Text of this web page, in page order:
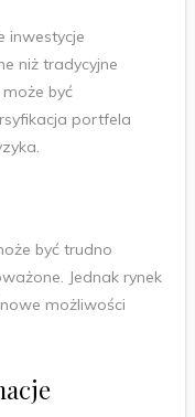
inwestycje
niż tradycyjne
być
portfela
być trudno
Jednak rynek
możliwości